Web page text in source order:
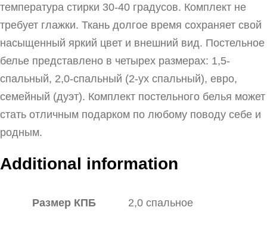
температура стирки 30-40 градусов. Комплект не
требует глажки. Ткань долгое время сохраняет свой
насыщенный яркий цвет и внешний вид. Постельное
белье представлено в четырех размерах: 1,5-
спальный, 2,0-спальный (2-ух спальный), евро,
семейный (дуэт). Комплект постельного белья может
стать отличным подарком по любому поводу себе и
родным.
Additional information
Размер КПБ 2,0 спальное